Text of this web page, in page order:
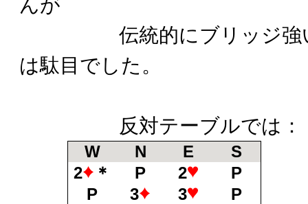
伝統的にブリッジ強い
は駄目でした。
反対テーブルでは：
W N E
S
2
＊ P 2
P
P
3 3
P